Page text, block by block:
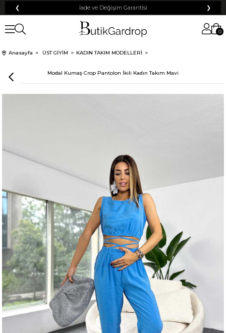
❮ Tüm Kredi Kartlarına +12 Taksit İmkanı! ❯
0
Anasayfa ÜST GİYİM KADIN TAKIM MODELLERİ
Modal Kumaş Crop Pantolon İkili Kadın Takım Mavi